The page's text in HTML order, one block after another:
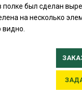
полке был сделан
на несколько
видно.